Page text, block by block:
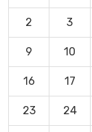
2 3
9 10
16 17
23 24